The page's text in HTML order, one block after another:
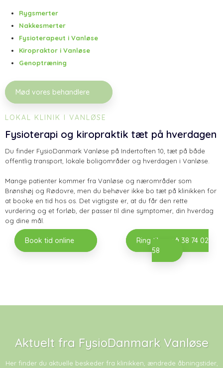
Rygsmerter
Nakkesmerter
Fysioterapeut i Vanløse
Kiropraktor i Vanløse
Genoptræning
Mød vores behandlere​
LOKAL KLINIK I VANLØSE
​Fysioterapi og kiropraktik tæt på hverdagen
​Du finder FysioDanmark Vanløse på Indertoften 10, tæt på både
offentlig transport, lokale boligområder og hverdagen i Vanløse.
Mange patienter kommer fra Vanløse og nærområder som
Brønshøj og Rødovre, men du behøver ikke bo tæt på klinikken for
at booke en tid hos os. Det vigtigste er, at du får den rette
vurdering og et forløb, der passer til dine symptomer, din hverdag
og dine mål.
​Book tid online
Ring til os på 38 74 02
58
Aktuelt fra FysioDanmark Vanløse
Her finder du aktuelle beskeder fra klinikken, ændrede åbningstider,